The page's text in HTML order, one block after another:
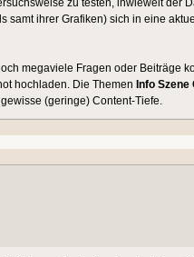
samt ihrer Grafiken) sich in eine
megaviele Fragen oder Beiträge
hochladen. Die Themen Info Szene
(geringe) Content-Tiefe.